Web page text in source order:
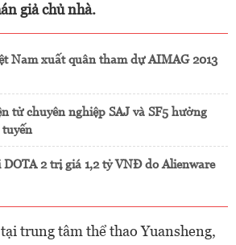
giả chủ nhà.
Nam xuất quân tham dự AIMAG 2013
tử chuyên nghiệp SAJ và SF5 hưởng
2 trị giá 1,2 tỷ VNĐ do Alienware
trung tâm thể thao Yuansheng,